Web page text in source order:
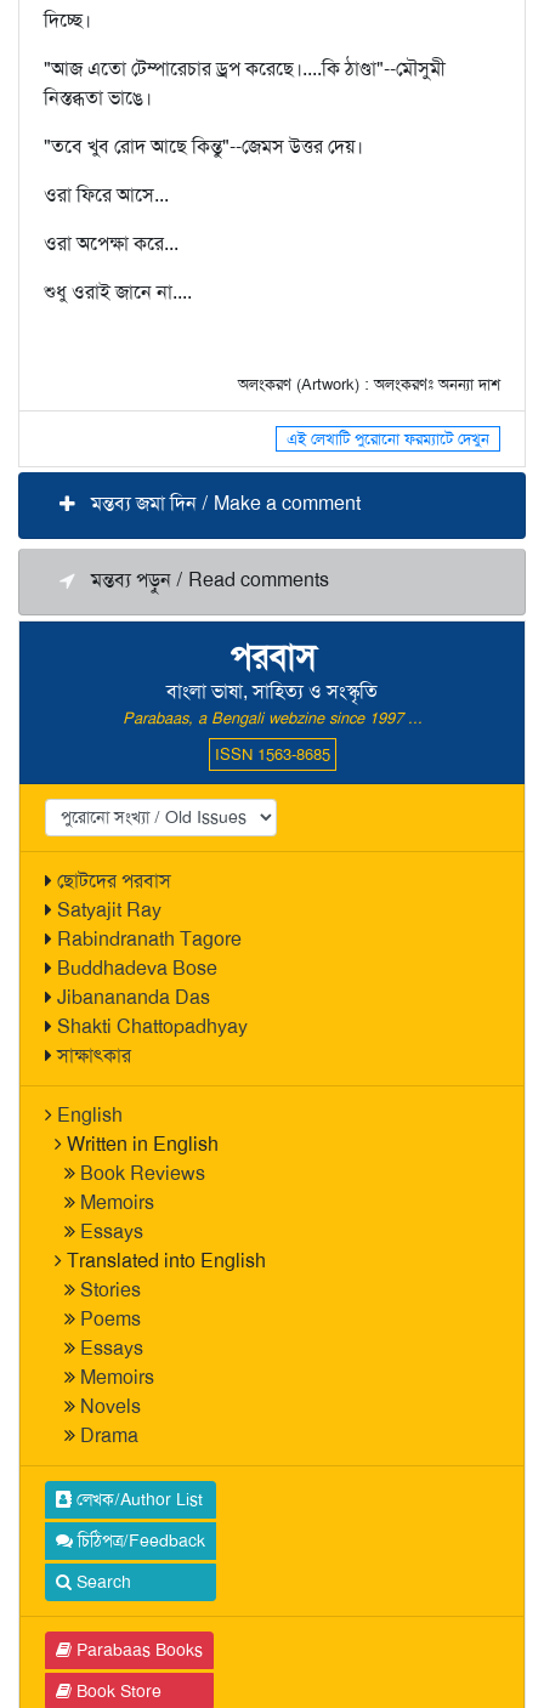
পরবাস
বাংলা ভাষা, সাহিত্য ও সংস্কৃতি
Parabaas, a Bengali webzine since 1997 ...
ISSN 1563-8685
ছোটদের পরবাস
Satyajit Ray
Rabindranath Tagore
Buddhadeva Bose
Jibanananda Das
Shakti Chattopadhyay
সাক্ষাৎকার
English
Written in English
Book Reviews
Memoirs
Essays
Translated into English
Stories
Poems
Essays
Memoirs
Novels
Drama
লেখক/Author List
চিঠিপত্র/Feedback
Search
Parabaas Books
Book Store
দিচ্ছে।
"আজ এতো টেম্পারেচার ড্রপ করেছে।....কি ঠাণ্ডা"--মৌসুমী
নিস্তব্ধতা ভাঙে।
"তবে খুব রোদ আছে কিন্তু"--জেমস উত্তর দেয়।
ওরা ফিরে আসে...
ওরা অপেক্ষা করে...
শুধু ওরাই জানে না....
অলংকরণ (Artwork) : অলংকরণঃ অনন্যা দাশ
এই লেখাটি পুরোনো ফরম্যাটে দেখুন
মন্তব্য জমা দিন / Make a comment
মন্তব্য পড়ুন / Read comments